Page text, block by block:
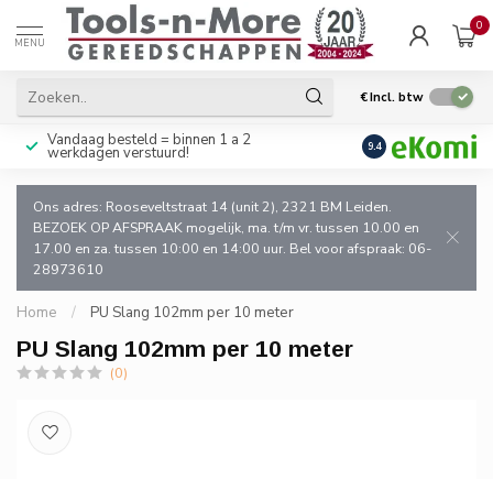
MENU
0
€Incl. btw
Vandaag besteld = binnen 1 a 2
werkdagen verstuurd!
Uitsluitend goede
en de vakman!
9.4
Ons adres: Rooseveltstraat 14 (unit 2), 2321 BM Leiden.
BEZOEK OP AFSPRAAK mogelijk, ma. t/m vr. tussen 10.00 en
17.00 en za. tussen 10:00 en 14:00 uur. Bel voor afspraak: 06-
28973610
Home / PU Slang 102mm per 10 meter
PU Slang 102mm per 10 meter
(0)